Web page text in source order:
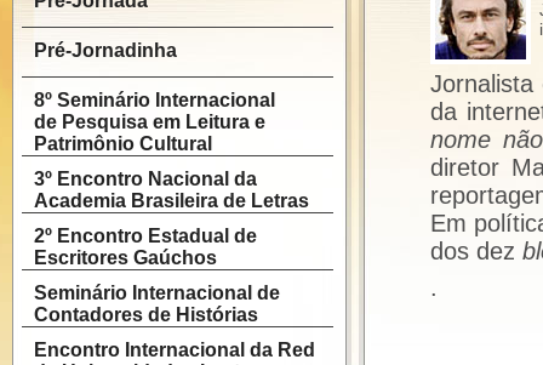
Pré-Jornadinha
8º Seminário Internacional
de Pesquisa em Leitura e
Patrimônio Cultural
3º Encontro Nacional da
Academia Brasileira de Letras
2º Encontro Estadual de
Escritores Gaúchos
Seminário Internacional de
Contadores de Histórias
Encontro Internacional da Red
Jornalista
da
nome
diretor
Em
dos dez
.